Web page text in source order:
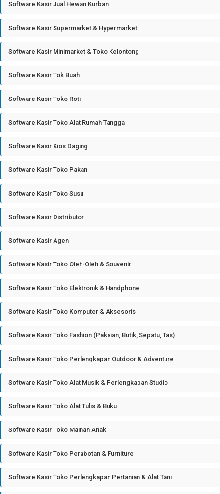
Software Kasir Jual Hewan Kurban
Software Kasir Supermarket & Hypermarket
Software Kasir Minimarket & Toko Kelontong
Software Kasir Tok Buah
Software Kasir Toko Roti
Software Kasir Toko Alat Rumah Tangga
Software Kasir Kios Daging
Software Kasir Toko Pakan
Software Kasir Toko Susu
Software Kasir Distributor
Software Kasir Agen
Software Kasir Toko Oleh-Oleh & Souvenir
Software Kasir Toko Elektronik & Handphone
Software Kasir Toko Komputer & Aksesoris
Software Kasir Toko Fashion (Pakaian, Butik, Sepatu, Tas)
Software Kasir Toko Perlengkapan Outdoor & Adventure
Software Kasir Toko Alat Musik & Perlengkapan Studio
Software Kasir Toko Alat Tulis & Buku
Software Kasir Toko Mainan Anak
Software Kasir Toko Perabotan & Furniture
Software Kasir Toko Perlengkapan Pertanian & Alat Tani